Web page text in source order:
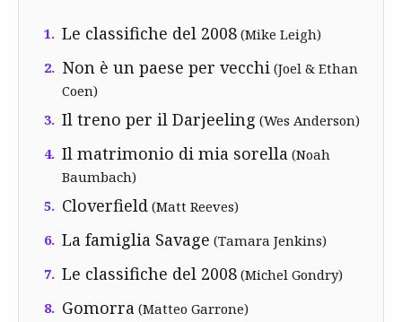
1. Le classifiche del 2008 (Mike Leigh)
2. Non è un paese per vecchi (Joel & Ethan
Coen)
3. Il treno per il Darjeeling (Wes Anderson)
4. Il matrimonio di mia sorella (Noah
Baumbach)
5. Cloverfield (Matt Reeves)
6. La famiglia Savage (Tamara Jenkins)
7. Le classifiche del 2008 (Michel Gondry)
8. Gomorra (Matteo Garrone)